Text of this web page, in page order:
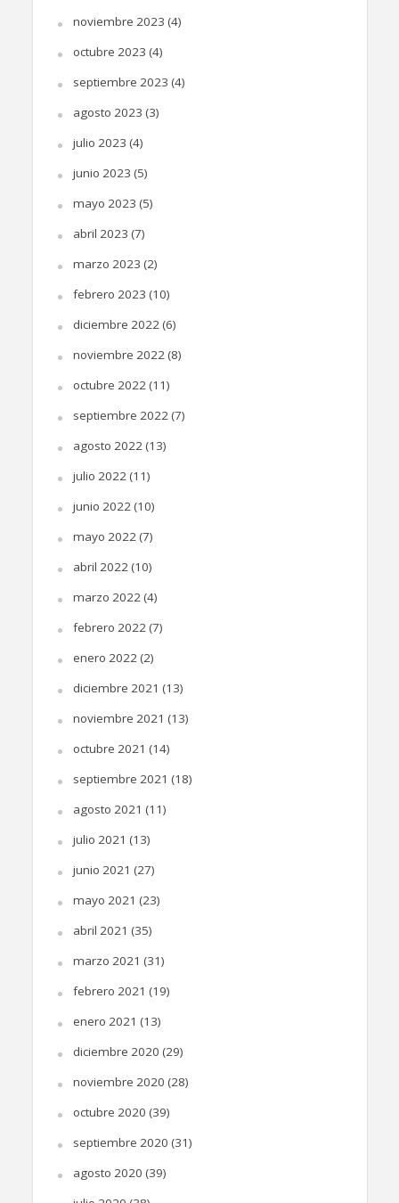
noviembre 2023 (4)
octubre 2023 (4)
septiembre 2023 (4)
agosto 2023 (3)
julio 2023 (4)
junio 2023 (5)
mayo 2023 (5)
abril 2023 (7)
marzo 2023 (2)
febrero 2023 (10)
diciembre 2022(6)
noviembre 2022(8)
octubre 2022(11)
septiembre 2022(7)
agosto 2022(13)
julio 2022(11)
junio 2022(10)
mayo 2022(7)
abril 2022(10)
marzo 2022(4)
febrero 2022(7)
enero 2022(2)
diciembre 2021 (13)
noviembre 2021 (13)
octubre 2021 (14)
septiembre 2021 (18)
agosto 2021 (11)
julio 2021 (13)
junio 2021 (27)
mayo 2021 (23)
abril 2021 (35)
marzo 2021 (31)
febrero 2021 (19)
enero 2021 (13)
diciembre 2020 (29)
noviembre 2020 (28)
octubre 2020 (39)
septiembre 2020 (31)
agosto 2020 (39)